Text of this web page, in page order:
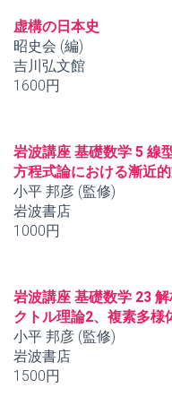
虚構の日本史
昭史会 (編)
吉川弘文館
1600円
岩波講座 基礎数学 5 線
方程式論における漸近
小平 邦彦 (監修)
岩波書店
1000円
岩波講座 基礎数学 23
クトル理論2、複素多様
小平 邦彦 (監修)
岩波書店
1500円